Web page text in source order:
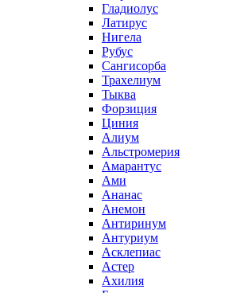
Гладиолус
Латирус
Нигела
Рубус
Сангисорба
Трахелиум
Тыква
Форзиция
Циния
Алиум
Альстромерия
Амарантус
Ами
Ананас
Анемон
Антиринум
Антуриум
Асклепиас
Астер
Ахилия